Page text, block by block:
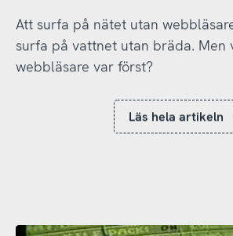
Att surfa på nätet utan
surfa på vattnet utan bräda. Men
webbläsare var först?
Läs hela artikeln